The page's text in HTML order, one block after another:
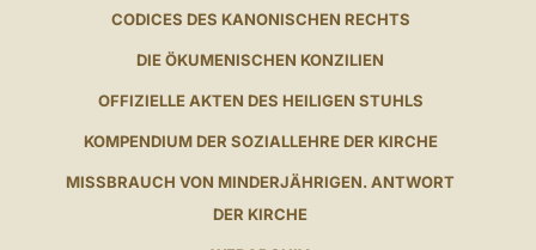
CODICES DES KANONISCHEN RECHTS
DIE ÖKUMENISCHEN KONZILIEN
OFFIZIELLE AKTEN DES HEILIGEN STUHLS
KOMPENDIUM DER SOZIALLEHRE DER KIRCHE
MISSBRAUCH VON MINDERJÄHRIGEN. ANTWORT
DER KIRCHE